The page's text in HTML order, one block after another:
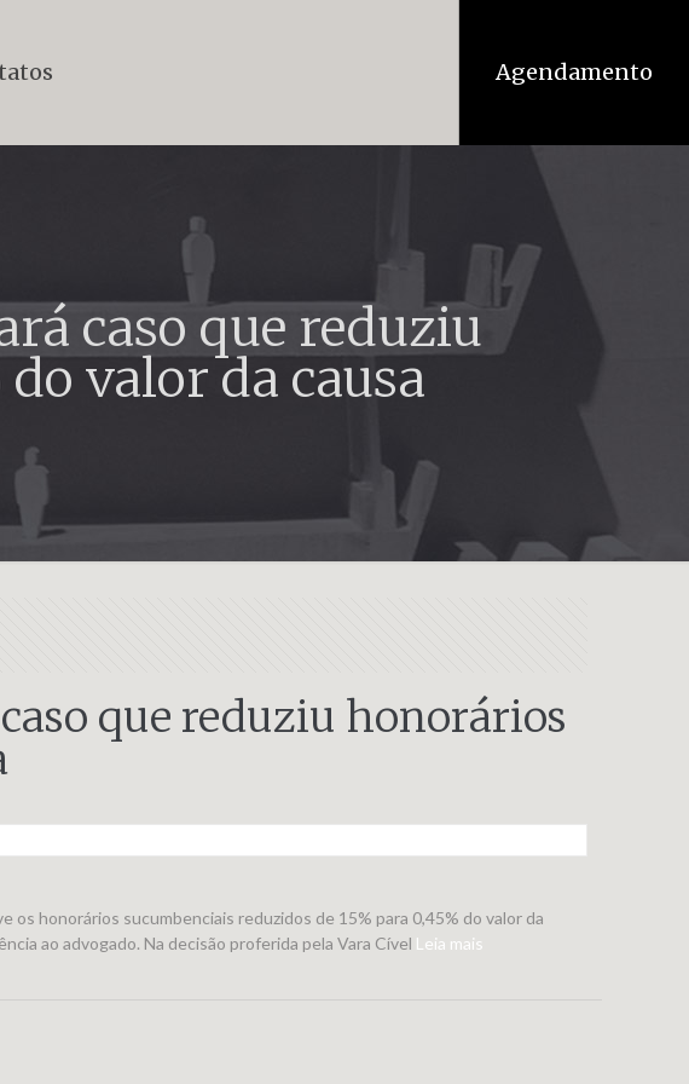
Agendamento
caso que reduziu
valor da causa
que reduziu honorários
os honorários sucumbenciais reduzidos de 15% para 0,45% do valor da
ao advogado. Na decisão proferida pela Vara Cível Leia mais